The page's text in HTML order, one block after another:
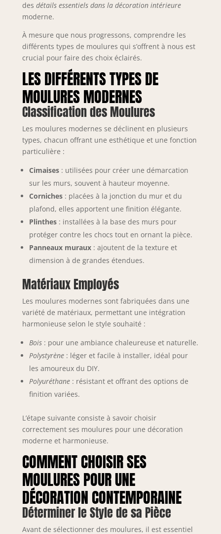
des détails essentiels dans la décoration intérieure
moderne.
À mesure que nous progressons, comprendre les
différents types de moulures qui s’offrent à nous est
crucial pour faire des choix éclairés.
LES DIFFÉRENTS TYPES DE
MOULURES MODERNES
Classification des Moulures
Les moulures modernes se déclinent en plusieurs
types, chacun offrant une esthétique et une fonction
particulière :
Cimaises: utilisées pour créer une démarcation
sur les murs, souvent à hauteur moyenne.
Corniches: placées à la jonction du mur et du
plafond, elles apportent une finition élégante.
Plinthes: installées à la base des murs pour
protéger contre les chocs tout en ornant la pièce.
Panneaux muraux: ajoutent de la texture et
dimension à de grandes étendues.
Matériaux Employés
Les moulures modernes sont fabriquées dans une
variété de matériaux, permettant une intégration
harmonieuse selon le style souhaité :
Bois: pour une ambiance chaleureuse et naturelle.
Polystyrène: léger et facile à installer, idéal pour
les amoureux du DIY.
Polyuréthane: résistant et offrant des options de
finition variées.
L’étape suivante consiste à savoir choisir
correctement ses moulures pour une décoration
moderne et harmonieuse.
COMMENT CHOISIR SES
MOULURES POUR UNE
DÉCORATION CONTEMPORAINE
Déterminer le Style de sa Pièce
Avant de sélectionner des moulures, il est essentiel